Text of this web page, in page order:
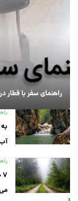
راهنمای سفر با قطار